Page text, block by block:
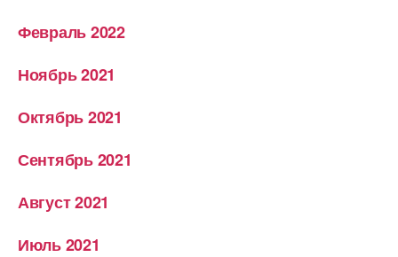
Февраль 2022
Ноябрь 2021
Октябрь 2021
Сентябрь 2021
Август 2021
Июль 2021